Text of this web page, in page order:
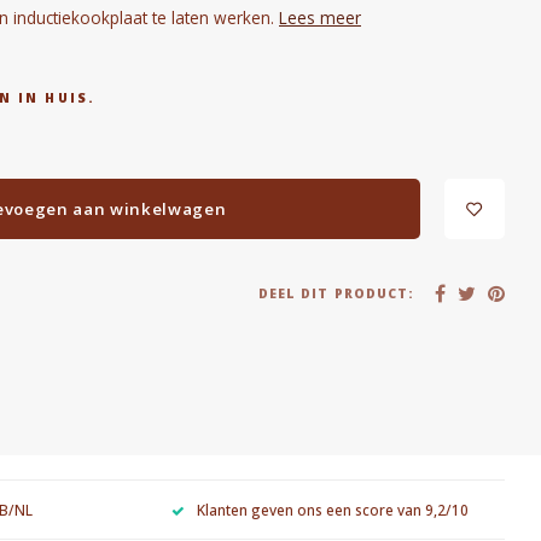
te laten werken. Lees meer
IN HUIS.
aan winkelwagen
DEEL DIT PRODUCT:
NL Klanten geven ons een score van 9,2/10